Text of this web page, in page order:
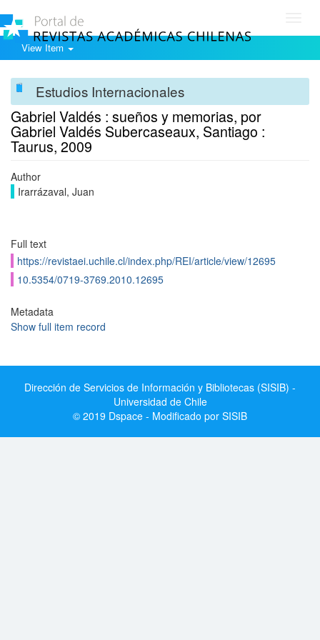
View Item
Estudios Internacionales
Gabriel Valdés : sueños y memorias, por
Gabriel Valdés Subercaseaux, Santiago :
Taurus, 2009
Author
Irarrázaval, Juan
Full text
https://revistaei.uchile.cl/index.php/REI/article/view/12695
10.5354/0719-3769.2010.12695
Metadata
Show full item record
Dirección de Servicios de Información y Bibliotecas (SISIB) -
Universidad de Chile
© 2019 Dspace - Modificado por SISIB